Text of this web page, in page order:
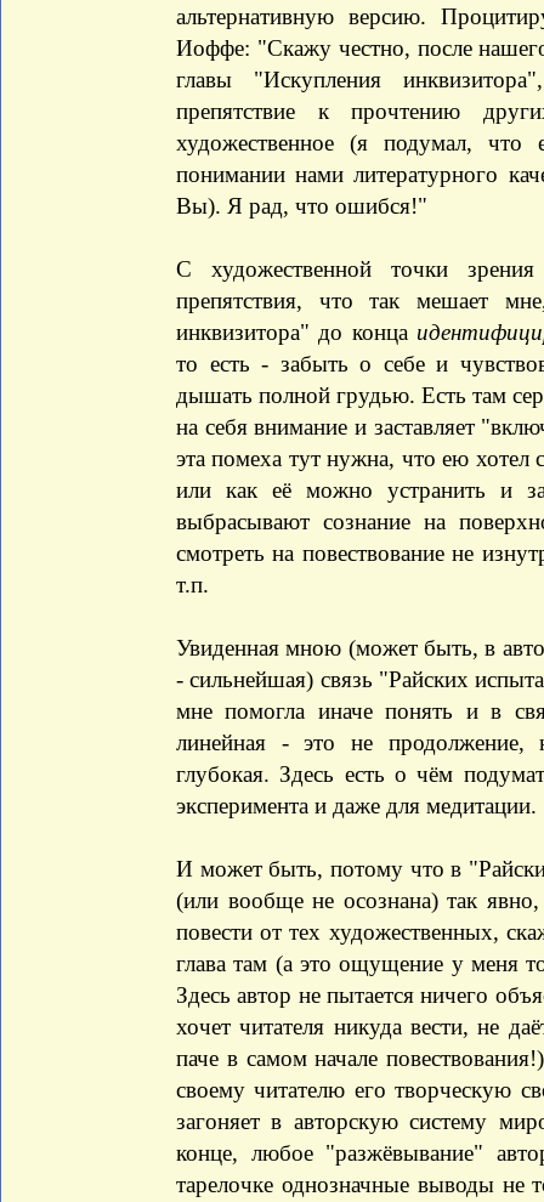
альтернативную версию.
Иоффе: "Скажу честно, после
главы "Искупления
препятствие к прочтению
художественное (я подумал, что
понимании нами литературного
Вы). Я рад, что ошибся!"
С художественной точки
препятствия, что так мешает
инквизитора" до конца
то есть - забыть о себе и
дышать полной грудью. Есть там
на себя внимание и заставляет
эта помеха тут нужна, что ею хотел
или как её можно устранить и
выбрасывают сознание на
смотреть на повествование не
т.п.
Увиденная мною (может быть, в
- сильнейшая) связь "Райских
мне помогла иначе понять и в
линейная - это не продолжение,
глубокая. Здесь есть о чём
эксперимента и даже для медитации.
И может быть, потому что в
(или вообще не осознана) так
повести от тех художественных,
глава там (а это ощущение у меня
Здесь автор не пытается ничего
хочет читателя никуда вести, не
паче в самом начале
своему читателю его творческую
загоняет в авторскую систему
конце, любое "разжёвывание"
тарелочке однозначные выводы не